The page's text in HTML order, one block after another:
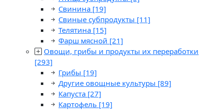
Свинина [19]
Свиные субпродукты [11]
Телятина [15]
Фарш мясной [21]
Овощи, грибы и продукты их переработки
[293]
Грибы [19]
Другие овощные культуры [89]
Капуста [27]
Картофель [19]